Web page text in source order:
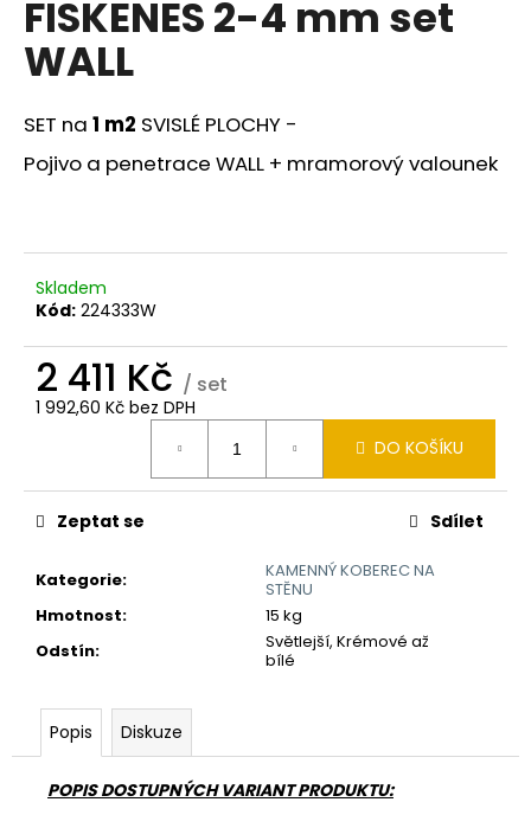
FISKENES 2-4 mm set
WALL
SET na 1 m2 SVISLÉ PLOCHY -
Pojivo a penetrace WALL + mramorový valounek
Skladem
Kód: 224333W
2 411 Kč / set
1 992,60 Kč bez DPH
DO KOŠÍKU
Kategorie:
KAMENNÝ KOBEREC NA
STĚNU
Hmotnost:
15 kg
Odstín:
Světlejší, Krémové až
bílé
Zeptat se Sdílet
Popis Diskuze
POPIS DOSTUPNÝCH VARIANT PRODUKTU:
a
j
t
?
D
o
r
u
č
e
m
e
KAMENNÝ
KOBEREC